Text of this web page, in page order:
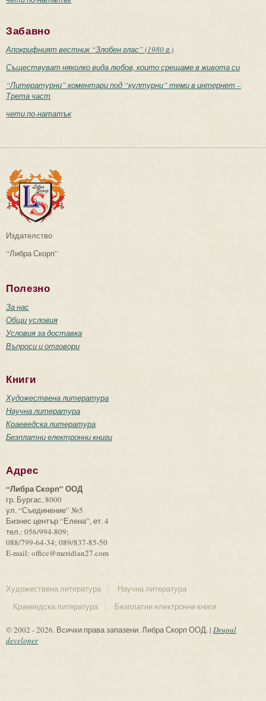
Забавно
Апокрифният вестник “Злобен глас” (1980 г.)
Съществуват няколко вида любов, които срещаме в живота си
“Литературни” коментари под “културни” теми в интернет –
Трета част
чети по-нататък
Издателство
“Либра Скорп”
Полезно
За нас
Общи условия
Условия за доставка
Въпроси и отговори
Книги
Художествена литература
Научна литература
Краеведска литература
Безплатни електронни книги
Адрес
“Либра Скорп” ООД
гр. Бургас, 8000
ул. “Съединение” №5
Бизнес център “Елена”, ет. 4
тел.: 056/994-809;
088/799-64-34; 089/837-85-50
E-mail: office@meridian27.com
Художествена литература
Научна литература
Краеведска литература
Безплатни електронни книги
© 2002 - 2026. Всички права запазени. Либра Скорп ООД. | Drupal
developer